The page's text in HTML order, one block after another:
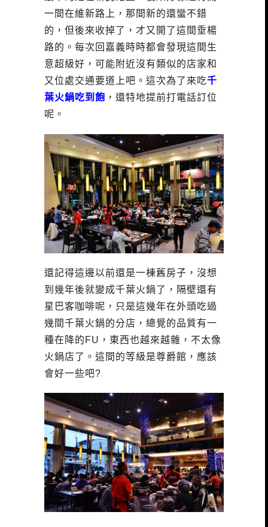
一間在維新路上，那間新的還蠻不錯
的，但後來收掉了，才又開了這間垂楊
路的。每次回嘉義時時都會發現這間生
意超級好，可能附近沒有類似的店家和
又位處交通要道上吧。這次為了來吃千
葉火鍋吃到飽 ，還特地提前打電話訂位
呢。
還記得這邊以前還是一棟舊房子，沒想
到幾年後就變成千葉火鍋了，隔壁還有
星巴客咖啡呢，只是這幾年在外頭吃過
幾間千葉火鍋的分店，總覺的品質有一
種在降的FU，東西也越來越雜，不太像
火鍋店了。這間的等級是尊爵館，應該
會好一些吧?